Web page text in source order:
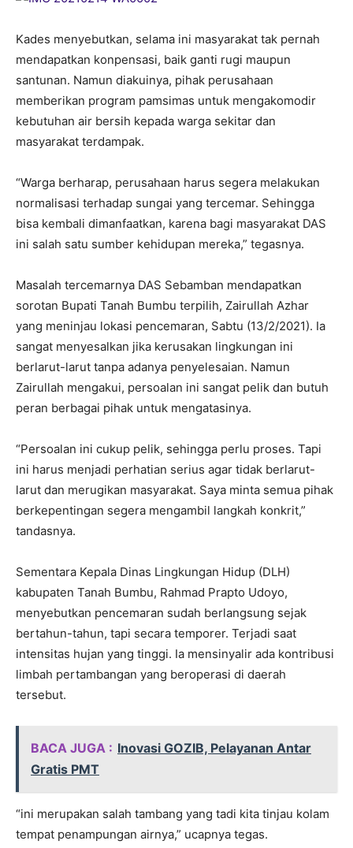
Kades menyebutkan, selama ini masyarakat tak pernah
mendapatkan konpensasi, baik ganti rugi maupun
santunan. Namun diakuinya, pihak perusahaan
memberikan program pamsimas untuk mengakomodir
kebutuhan air bersih kepada warga sekitar dan
masyarakat terdampak.
“Warga berharap, perusahaan harus segera melakukan
normalisasi terhadap sungai yang tercemar. Sehingga
bisa kembali dimanfaatkan, karena bagi masyarakat DAS
ini salah satu sumber kehidupan mereka,” tegasnya.
Masalah tercemarnya DAS Sebamban mendapatkan
sorotan Bupati Tanah Bumbu terpilih, Zairullah Azhar
yang meninjau lokasi pencemaran, Sabtu (13/2/2021). Ia
sangat menyesalkan jika kerusakan lingkungan ini
berlarut-larut tanpa adanya penyelesaian. Namun
Zairullah mengakui, persoalan ini sangat pelik dan butuh
peran berbagai pihak untuk mengatasinya.
“Persoalan ini cukup pelik, sehingga perlu proses. Tapi
ini harus menjadi perhatian serius agar tidak berlarut-
larut dan merugikan masyarakat. Saya minta semua pihak
berkepentingan segera mengambil langkah konkrit,”
tandasnya.
Sementara Kepala Dinas Lingkungan Hidup (DLH)
kabupaten Tanah Bumbu, Rahmad Prapto Udoyo,
menyebutkan pencemaran sudah berlangsung sejak
bertahun-tahun, tapi secara temporer. Terjadi saat
intensitas hujan yang tinggi. Ia mensinyalir ada kontribusi
limbah pertambangan yang beroperasi di daerah
tersebut.
BACA JUGA : Inovasi GOZIB, Pelayanan Antar
Gratis PMT
“ini merupakan salah tambang yang tadi kita tinjau kolam
tempat penampungan airnya,” ucapnya tegas.